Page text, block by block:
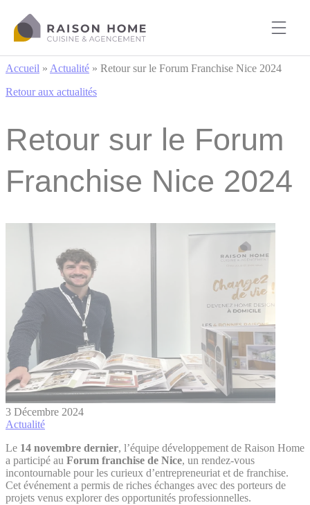
Accueil » Actualité » Retour sur le Forum Franchise Nice 2024
Retour aux actualités
Retour sur le Forum
Franchise Nice 2024
3 Décembre 2024
Actualité
Le 14 novembre dernier, l’équipe développement de Raison Home
a participé au Forum franchise de Nice, un rendez-vous
incontournable pour les curieux d’entrepreneuriat et de franchise.
Cet événement a permis de riches échanges avec des porteurs de
projets venus explorer des opportunités professionnelles.